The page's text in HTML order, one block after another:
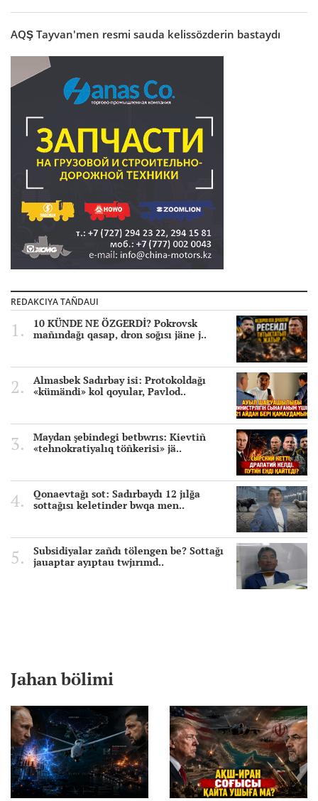
AQŞ Tayvan'men resmi sauda kelissözderin bastaydı
REDAKCIYA TAÑDAUI
10 KÜNDE NE ÖZGERDİ? Pokrovsk
mañındağı qasap, dron soğısı jäne j..
Almasbek Sadırbay isi: Protokoldağı
«kümändi» kol qoyular, Pavlod..
Maydan şebindegi betbwrıs: Kievtiñ
«tehnokratiyalıq töñkerisi» jä..
Qonaevtağı sot: Sadırbaydı 12 jılğa
sottağısı keletinder bwqa men..
Subsidiyalar zañdı tölengen be? Sottağı
jauaptar ayıptau twjırımd..
Jahan bölimi